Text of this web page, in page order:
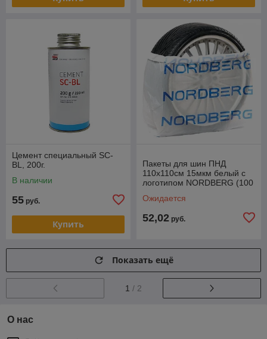
Цемент специальный SC-
BL, 200г.
В наличии
55 руб.
Купить
Пакеты для шин ПНД
110х110см 15мкм белый с
логотипом NORDBERG (100
Ожидается
52,02 руб.
Показать ещё
1 / 2
О нас